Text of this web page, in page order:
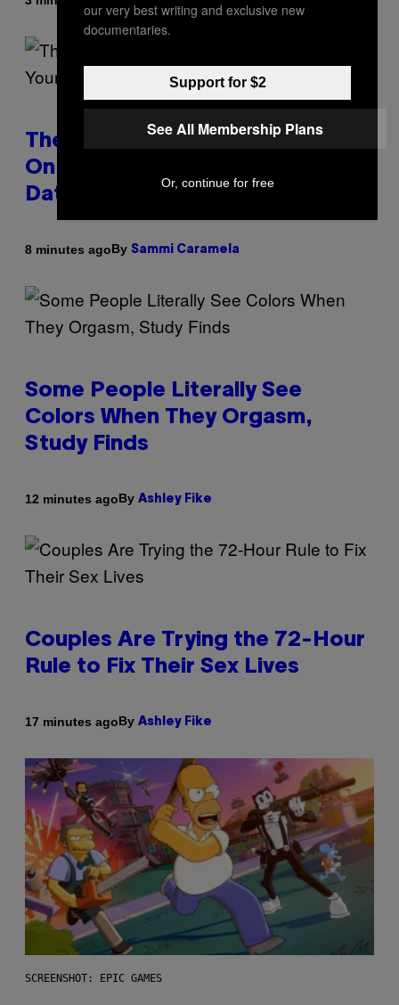
The Real Reason You Can’t Move
On From Your Ex, According to
Dating Experts
8 minutes agoBy Sammi Caramela
Some People Literally See
Colors When They Orgasm,
Study Finds
12 minutes agoBy Ashley Fike
Couples Are Trying the 72-Hour
Rule to Fix Their Sex Lives
17 minutes agoBy Ashley Fike
SCREENSHOT: EPIC GAMES
our very best writing and exclusive new
documentaries.
Support for $2
See All Membership Plans
Or, continue for free